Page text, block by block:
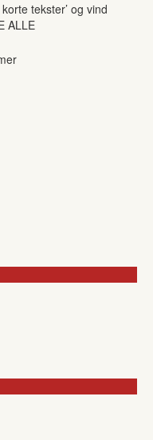
tekster’ og vind
ALLE